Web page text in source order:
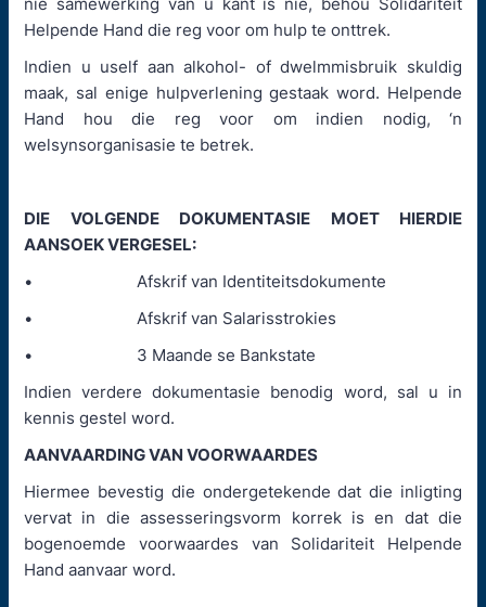
Helpende Hand die reg voor om hulp te onttrek.
Indien u uself aan alkohol- of dwelmmisbruik skuldig
maak, sal enige hulpverlening gestaak word. Helpende
Hand hou die reg voor om indien nodig, ‘n
welsynsorganisasie te betrek.
DIE VOLGENDE DOKUMENTASIE MOET HIERDIE
AANSOEK VERGESEL:
• Afskrif van Identiteitsdokumente
• Afskrif van Salarisstrokies
• 3 Maande se Bankstate
Indien verdere dokumentasie benodig word, sal u in
kennis gestel word.
AANVAARDING VAN VOORWAARDES
Hiermee bevestig die ondergetekende dat die inligting
vervat in die assesseringsvorm korrek is en dat die
bogenoemde voorwaardes van Solidariteit Helpende
Hand aanvaar word.